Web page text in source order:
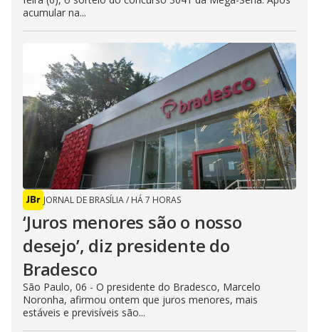
acumular na...
JORNAL DE BRASÍLIA/ HÁ 7 HORAS
‘Juros menores são o nosso
desejo’, diz presidente do
Bradesco
São Paulo, 06 - O presidente do Bradesco, Marcelo
Noronha, afirmou ontem que juros menores, mais
estáveis e previsíveis são...